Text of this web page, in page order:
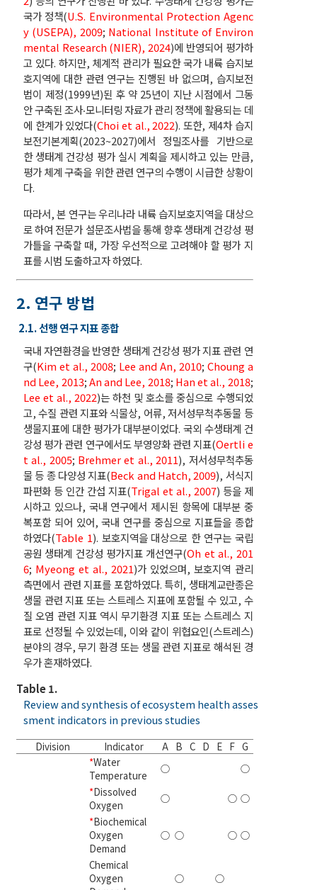
국가 정책(U.S. Environmental Protection Agenc
y (USEPA), 2009; National Institute of Environ
mental Research (NIER), 2024)에 반영되어 평가하
고 있다. 하지만, 체계적 관리가 필요한 국가 내륙 습지보
호지역에 대한 관련 연구는 진행된 바 없으며, 습지보전
법이 제정(1999년)된 후 약 25년이 지난 시점에서 그동
안 구축된 조사‧모니터링 자료가 관리 정책에 활용되는 데
에 한계가 있었다(Choi et al., 2022). 또한, 제4차 습지
보전기본계획(2023~2027)에서 정밀조사를 기반으로
한 생태계 건강성 평가 실시 계획을 제시하고 있는 만큼,
평가 체계 구축을 위한 관련 연구의 수행이 시급한 상황이
다.
따라서, 본 연구는 우리나라 내륙 습지보호지역을 대상으
로 하여 전문가 설문조사법을 통해 향후 생태계 건강성 평
가틀을 구축할 때, 가장 우선적으로 고려해야 할 평가 지
표를 시범 도출하고자 하였다.
2. 연구 방법
2.1. 선행 연구 지표 종합
국내 자연환경을 반영한 생태계 건강성 평가 지표 관련 연
구(Kim et al., 2008; Lee and An, 2010; Choung a
nd Lee, 2013;An and Lee, 2018; Han et al., 2018;
Lee et al., 2022)는 하천 및 호소를 중심으로 수행되었
고, 수질 관련 지표와 식물상, 어류, 저서성무척추동물 등
생물지표에 대한 평가가 대부분이었다. 국외 수생태계 건
강성 평가 관련 연구에서도 부영양화 관련 지표(Oertli e
t al., 2005; Brehmer et al., 2011), 저서성무척추동
물 등 종 다양성 지표(Beck and Hatch, 2009), 서식지
파편화 등 인간 간섭 지표(Trigal et al., 2007) 등을 제
시하고 있으나, 국내 연구에서 제시된 항목에 대부분 중
복포함 되어 있어, 국내 연구를 중심으로 지표들을 종합
하였다(Table 1). 보호지역을 대상으로 한 연구는 국립
공원 생태계 건강성 평가지표 개선연구(Oh et al., 201
6; Myeong et al., 2021)가 있었으며, 보호지역 관리
측면에서 관련 지표를 포함하였다. 특히, 생태계교란종은
생물 관련 지표 또는 스트레스 지표에 포함될 수 있고, 수
질 오염 관련 지표 역시 무기환경 지표 또는 스트레스 지
표로 선정될 수 있었는데, 이와 같이 위협요인(스트레스)
분야의 경우, 무기 환경 또는 생물 관련 지표로 해석된 경
우가 혼재하였다.
Table 1.
Review and synthesis of ecosystem health asses
sment indicators in previous studies
Division Indicator A B C D E F G
*Water
Temperature
○ ○
*Dissolved
Oxygen
○ ○ ○
*Biochemical
Oxygen
Demand
○ ○ ○ ○
Chemical
Oxygen
○ ○